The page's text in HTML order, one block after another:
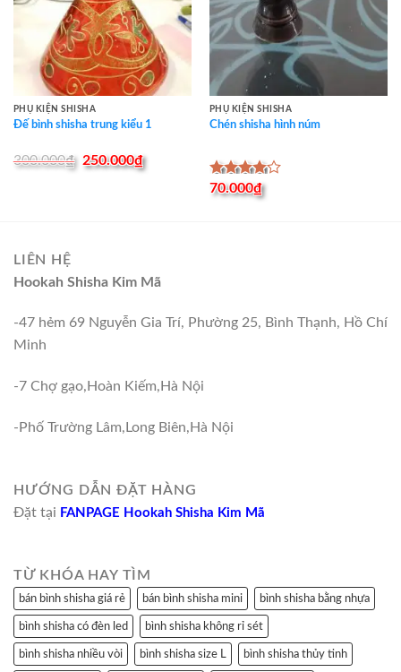
PHỤ KIỆN SHISHA
Đế bình shisha trung kiểu 1
300.000₫
Original
price
250.000₫Current
price
PHỤ KIỆN SHISHA
Chén shisha hình núm
Được
xếp hạng
70.000₫
LIÊN HỆ
Hookah Shisha Kim Mã
-47 hẻm 69 Nguyễn Gia Trí, Phường 25, Bình Thạnh, Hồ Chí
Minh
-7 Chợ gạo,Hoàn Kiếm,Hà Nội
-Phố Trường Lâm,Long Biên,Hà Nội
HƯỚNG DẪN ĐẶT HÀNG
Đặt tại FANPAGE Hookah Shisha Kim Mã
TỪ KHÓA HAY TÌM
bán bình shisha giá rẻ bán bình shisha mini bình shisha bằng nhựa
bình shisha có đèn led bình shisha không rỉ sét
bình shisha nhiều vòi bình shisha size L bình shisha thủy tinh